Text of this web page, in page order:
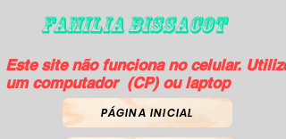
FAMILIA BISSACOT
Este site não funciona no celular. Utilize
um computador (CP) ou laptop
PÁGINA INICIAL